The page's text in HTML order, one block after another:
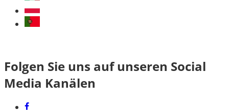
Folgen Sie uns auf unseren Social
Media Kanälen